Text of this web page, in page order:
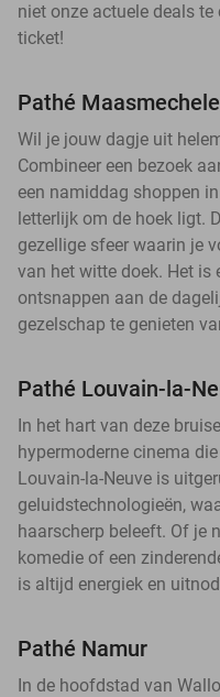
niet onze actuele deals
ticket!
Pathé
Wil je jouw dagje uit
Combineer een bezoek
een namiddag shoppen
letterlijk om de hoek ligt.
gezellige sfeer waarin je
van het witte doek. Het is
ontsnappen aan de
gezelschap te genieten
Pathé Louvain-la-
In het hart van deze
hypermoderne cinema
Louvain-la-Neuve is
geluidstechnologieën,
haarscherp beleeft. Of je
komedie of een
is altijd energiek en
Pathé Namur
In de hoofdstad van